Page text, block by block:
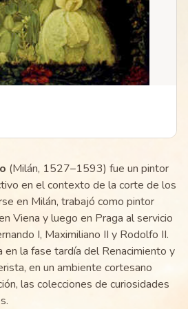
(Milán, 1527–1593) fue un pintor
en el contexto de la corte de los
en Milán, trabajó como pintor
Viena y luego en Praga al servicio
I, Maximiliano II y Rodolfo II.
en la fase tardía del Renacimiento y
en un ambiente cortesano
las colecciones de curiosidades